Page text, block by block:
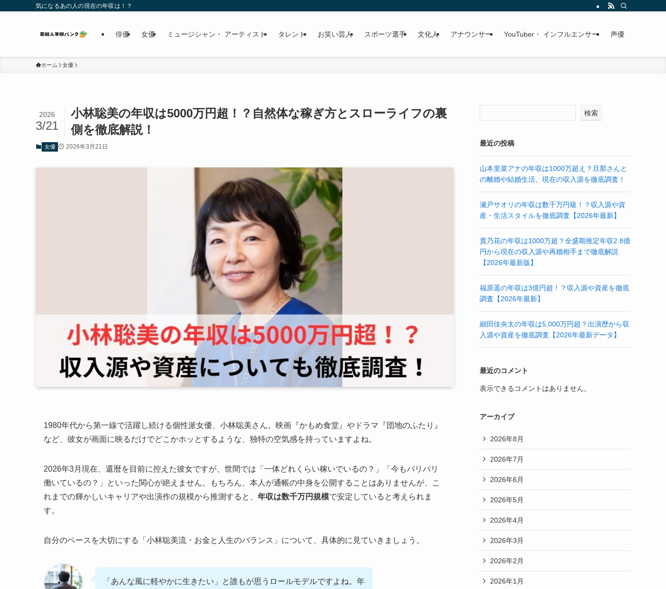
気になるあの人の現在の年収は！？
俳優 女優 ミュージシャン・ アーティスト タレント お笑い芸人 スポーツ選手 文化人 アナウンサー YouTuber・ インフルエンサー 声優
ホーム 女優
小林聡美の年収は5000万円超！？自然体な稼ぎ方とスローライフの裏
側を徹底解説！
2026
3/21
女優 2026年3月21日
1980年代から第一線で活躍し続ける個性派女優、小林聡美さん。映画『かもめ食堂』やドラマ『団地のふたり』
など、彼女が画面に映るだけでどこかホッとするような、独特の空気感を持っていますよね。
2026年3月現在、還暦を目前に控えた彼女ですが、世間では「一体どれくらい稼いでいるの？」「今もバリバリ
働いているの？」といった関心が絶えません。もちろん、本人が通帳の中身を公開することはありませんが、こ
れまでの輝かしいキャリアや出演作の規模から推測すると、 年収は数千万円規模で安定していると考えられま
す。
自分のペースを大切にする「小林聡美流・お金と人生のバランス」について、具体的に見ていきましょう。
「あんな風に軽やかに生きたい」と誰もが思うロールモデルですよね。年
検索
最近の投稿
山本里菜アナの年収は1000万超え？旦那さんと
の離婚や結婚生活、現在の収入源を徹底調査！
瀬戸サオリの年収は数千万円級！？収入源や資
産・生活スタイルを徹底調査【2026年最新】
貴乃花の年収は1000万超？全盛期推定年収2.8億
円から現在の収入源や再婚相手まで徹底解説
【2026年最新版】
福原遥の年収は3億円超！？収入源や資産を徹底
調査【2026年最新】
細田佳央太の年収は5,000万円超？出演歴から収
入源や資産を徹底調査【2026年最新データ】
最近のコメント
表示できるコメントはありません。
アーカイブ
2026年8月
2026年7月
2026年6月
2026年5月
2026年4月
2026年3月
2026年2月
2026年1月